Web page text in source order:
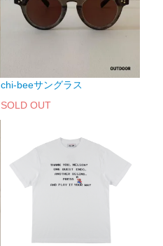
chi-beeサングラス
SOLD OUT